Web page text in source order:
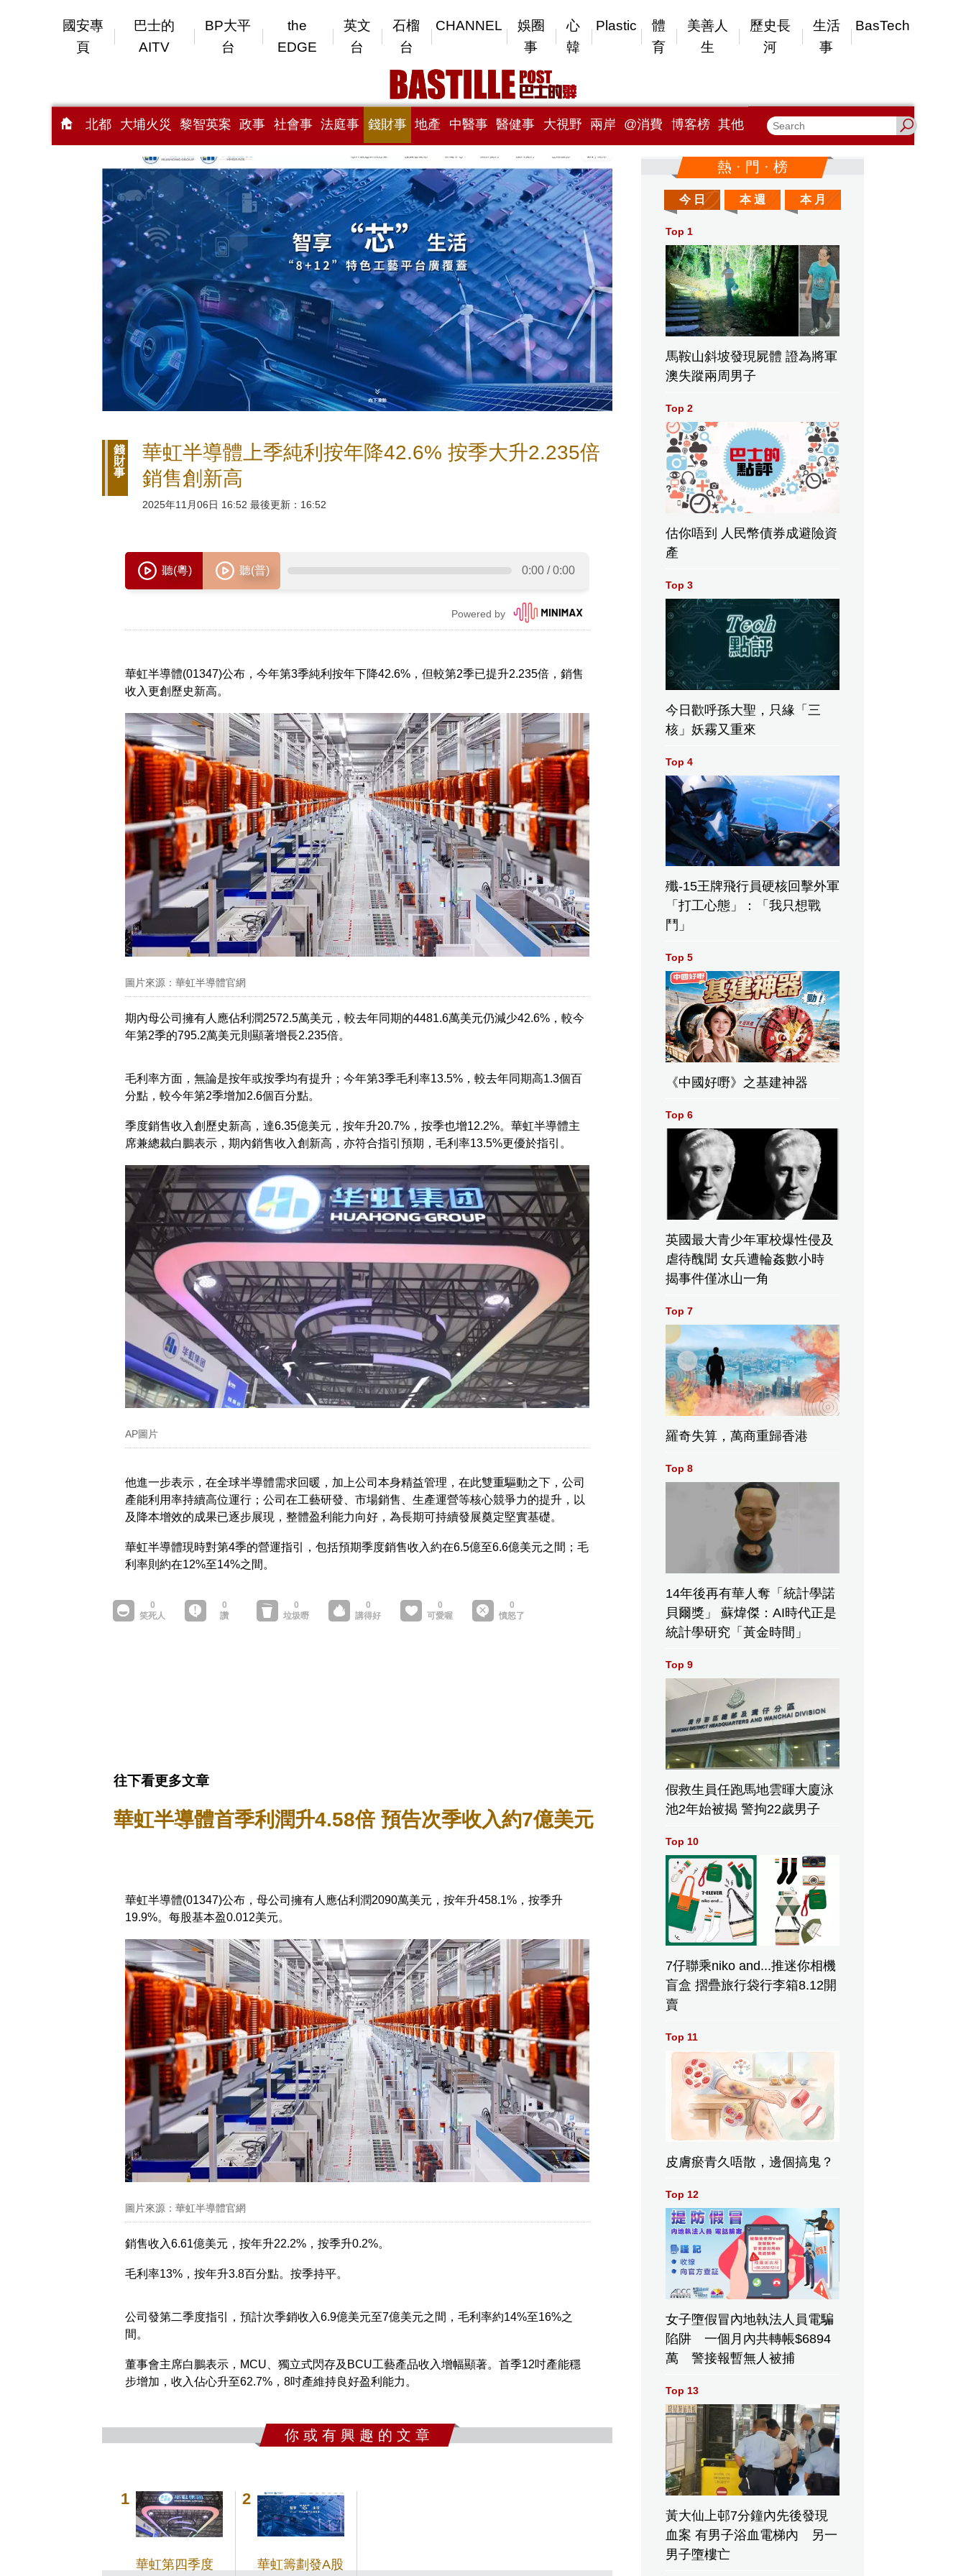
國安專
頁
巴士的
AITV
BP大平
台
the
EDGE
英文
台
石榴
台
CHANNEL
娛圈
事
心
韓
Plastic
體
育
美善人
生
歷史長
河
生活
事
BasTech
北都 大埔火災 黎智英案 政事 社會事 法庭事 錢財事 地產 中醫事 醫健事 大視野 兩岸 @消費 博客榜 其他
錢
財
事
華虹半導體上季純利按年降42.6% 按季大升2.235倍
銷售創新高
2025年11月06日 16:52 最後更新：16:52
華虹半導體(01347)公布，今年第3季純利按年下降42.6%，但較第2季已提升2.235倍，銷售
收入更創歷史新高。
圖片來源：華虹半導體官網
期內母公司擁有人應佔利潤2572.5萬美元，較去年同期的4481.6萬美元仍減少42.6%，較今
年第2季的795.2萬美元則顯著增長2.235倍。
毛利率方面，無論是按年或按季均有提升；今年第3季毛利率13.5%，較去年同期高1.3個百
分點，較今年第2季增加2.6個百分點。
季度銷售收入創歷史新高，達6.35億美元，按年升20.7%，按季也增12.2%。華虹半導體主
席兼總裁白鵬表示，期內銷售收入創新高，亦符合指引預期，毛利率13.5%更優於指引。
AP圖片
他進一步表示，在全球半導體需求回暖，加上公司本身精益管理，在此雙重驅動之下，公司
產能利用率持續高位運行；公司在工藝研發、市場銷售、生產運營等核心競爭力的提升，以
及降本增效的成果已逐步展現，整體盈利能力向好，為長期可持續發展奠定堅實基礎。
華虹半導體現時對第4季的營運指引，包括預期季度銷售收入約在6.5億至6.6億美元之間；毛
利率則約在12%至14%之間。
往下看更多文章
華虹半導體首季利潤升4.58倍 預告次季收入約7億美元
華虹半導體(01347)公布，母公司擁有人應佔利潤2090萬美元，按年升458.1%，按季升
19.9%。每股基本盈0.012美元。
圖片來源：華虹半導體官網
銷售收入6.61億美元，按年升22.2%，按季升0.2%。
毛利率13%，按年升3.8百分點。按季持平。
公司發第二季度指引，預計次季銷收入6.9億美元至7億美元之間，毛利率約14%至16%之
間。
董事會主席白鵬表示，MCU、獨立式閃存及BCU工藝產品收入增幅顯著。首季12吋產能穩
步增加，收入佔心升至62.7%，8吋產維持良好盈利能力。
你 或 有 興 趣 的 文 章
華虹第四季度 華虹籌劃發A股
熱 · 門 · 榜
今 日 本 週 本 月
Top 1
馬鞍山斜坡發現屍體 證為將軍
澳失蹤兩周男子
Top 2
估你唔到 人民幣債券成避險資
產
Top 3
今日歡呼孫大聖，只緣「三
核」妖霧又重來
Top 4
殲-15王牌飛行員硬核回擊外軍
「打工心態」：「我只想戰
鬥」
Top 5
《中國好嘢》之基建神器
Top 6
英國最大青少年軍校爆性侵及
虐待醜聞 女兵遭輪姦數小時
揭事件僅冰山一角
Top 7
羅奇失算，萬商重歸香港
Top 8
14年後再有華人奪「統計學諾
貝爾獎」 蘇煒傑：AI時代正是
統計學研究「黃金時間」
Top 9
假救生員任跑馬地雲暉大廈泳
池2年始被揭 警拘22歲男子
Top 10
7仔聯乘niko and...推迷你相機
盲盒 摺疊旅行袋行李箱8.12開
賣
Top 11
皮膚瘀青久唔散，邊個搞鬼？
Top 12
女子墮假冒內地執法人員電騙
陷阱 一個月內共轉帳$6894
萬 警接報暫無人被捕
Top 13
黃大仙上邨7分鐘內先後發現
血案 有男子浴血電梯內 另一
男子墮樓亡